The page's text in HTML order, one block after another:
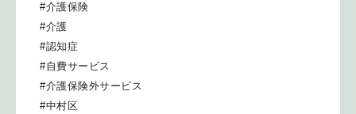
#介護保険
#介護
#認知症
#自費サービス
#介護保険外サービス
#中村区